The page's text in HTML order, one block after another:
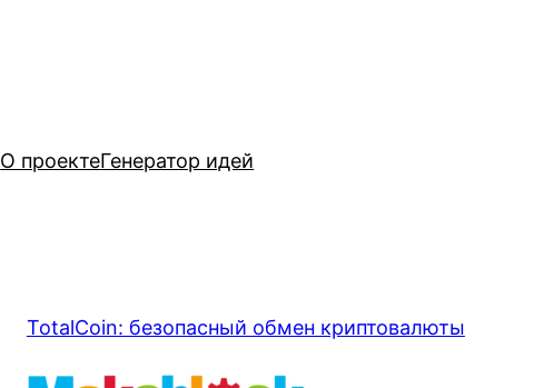
О проектеГенератор идей
TotalCoin: безопасный обмен криптовалюты